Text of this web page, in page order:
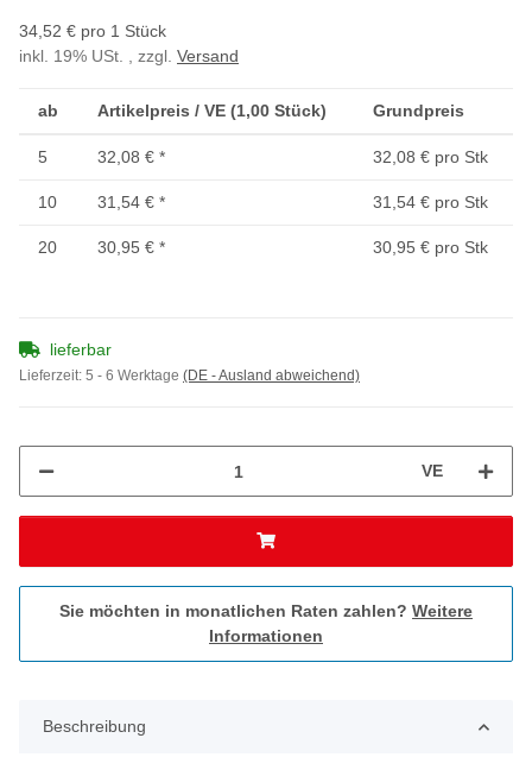
34,52 € pro 1 Stück
inkl. 19% USt. , zzgl. Versand
ab Artikelpreis / VE (1,00 Stück) Grundpreis
5 32,08 € * 32,08 € pro Stk
10 31,54 € * 31,54 € pro Stk
20 30,95 € * 30,95 € pro Stk
lieferbar
Lieferzeit: 5 - 6 Werktage (DE - Ausland abweichend)
VE
Sie möchten in monatlichen Raten zahlen? Weitere
Informationen
Beschreibung